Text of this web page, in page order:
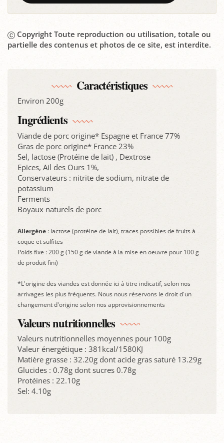
Copyright Toute reproduction ou utilisation, totale ou
partielle des contenus et photos de ce site, est interdite.
Caractéristiques
Environ 200g
Ingrédients
Viande de porc origine* Espagne et France 77%
Gras de porc origine* France 23%
Sel, lactose (Protéine de lait) , Dextrose
Epices, Ail des Ours 1%,
Conservateurs : nitrite de sodium, nitrate de
potassium
Ferments
Boyaux naturels de porc
Allergène : lactose (protéine de lait), traces possibles de fruits à
coque et sulfites
Poids fixe : 200 g (150 g de viande à la mise en oeuvre pour 100 g
de produit fini)
*L'origine des viandes est donnée ici à titre indicatif, selon nos
arrivages les plus fréquents. Nous nous réservons le droit d'un
changement d'origine selon nos approvisionnements
Valeurs nutritionnelles
Valeurs nutritionnelles moyennes pour 100g
Valeur énergétique : 381kcal/1580KJ
Matière grasse : 32.20g dont acide gras saturé 13.29g
Glucides : 0.78g dont sucres 0.78g
Protéines : 22.10g
Sel: 4.10g